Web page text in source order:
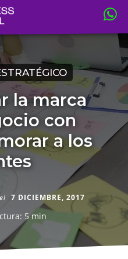
la marca
con
a los
el 7 DICIEMBRE, 2017
5 min